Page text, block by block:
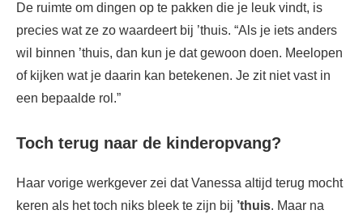
De ruimte om dingen op te pakken die je leuk vindt, is
precies wat ze zo waardeert bij ’thuis. “Als je iets anders
wil binnen ’thuis, dan kun je dat gewoon doen. Meelopen
of kijken wat je daarin kan betekenen. Je zit niet vast in
een bepaalde rol.”
Toch terug naar de kinderopvang?
Haar vorige werkgever zei dat Vanessa altijd terug mocht
keren als het toch niks bleek te zijn bij ’thuis. Maar na